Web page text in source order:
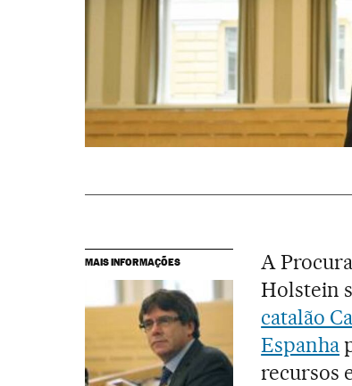
MAIS INFORMAÇÕES A
Holstein
catalão
Espanha
recursos